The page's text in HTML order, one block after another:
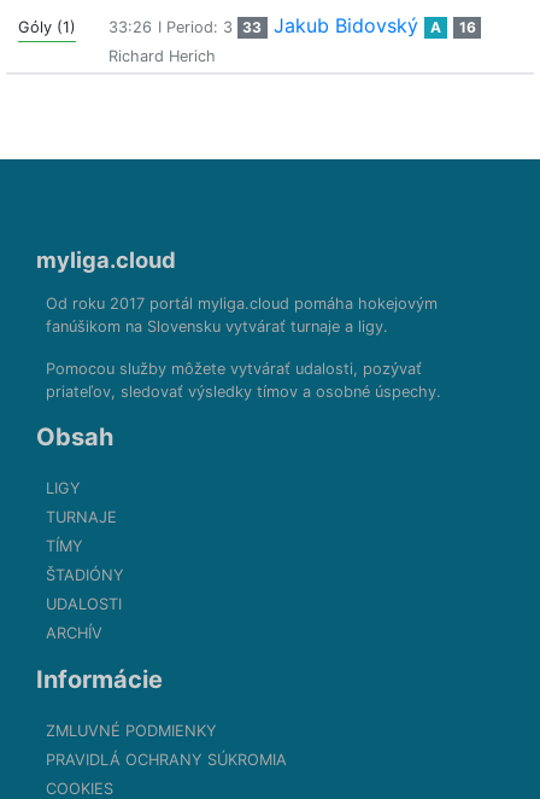
Góly (1) 33:26 I Period: 3 33 Jakub Bidovský A
16
Richard Herich
myliga.cloud
Od roku 2017 portál myliga.cloud pomáha hokejovým
fanúšikom na Slovensku vytvárať turnaje a ligy.
Pomocou služby môžete vytvárať udalosti, pozývať
priateľov, sledovať výsledky tímov a osobné úspechy.
Obsah
LIGY
TURNAJE
TÍMY
ŠTADIÓNY
UDALOSTI
ARCHÍV
Informácie
ZMLUVNÉ PODMIENKY
PRAVIDLÁ OCHRANY SÚKROMIA
COOKIES